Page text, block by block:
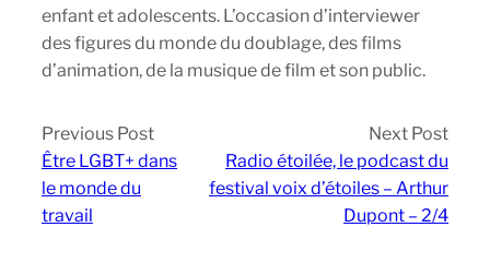
enfant et adolescents. L’occasion d’interviewer
des figures du monde du doublage, des films
d’animation, de la musique de film et son public.
Previous Post
Être LGBT+ dans
le monde du
travail
Next Post
Radio étoilée, le podcast du
festival voix d’étoiles – Arthur
Dupont – 2/4